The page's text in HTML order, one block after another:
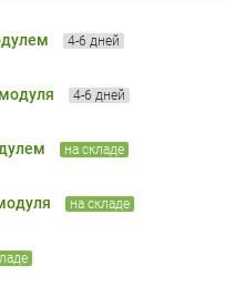
4-6 дней
4-6 дней
на складе
на складе